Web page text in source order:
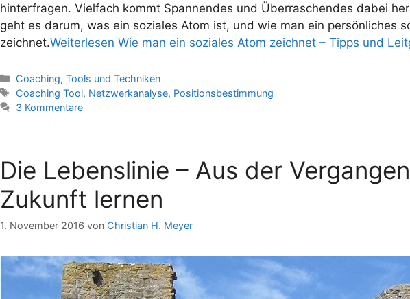
hinterfragen. Vielfach kommt Spannendes und Überraschendes dabei
geht es darum, was ein soziales Atom ist, und wie man ein persönliches
zeichnet.Weiterlesen Wie man ein soziales Atom zeichnet – Tipps und
Kategorien
Coaching,Tools und Techniken
Schlagwörter
Coaching Tool, Netzwerkanalyse, Positionsbestimmung
3 Kommentare
Die Lebenslinie – Aus der
Zukunft lernen
1. November 2016 von Christian H. Meyer